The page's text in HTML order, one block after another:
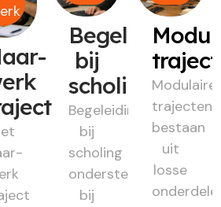
Begeleiding
bij
scholing
Begeleiding
bij
scholing
ondersteunt
bij
Modulaire
trajecten
bestaan
uit
losse